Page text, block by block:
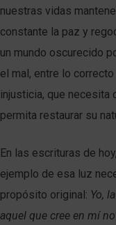
nuestras vidas
constante la paz y
un mundo oscurecido
el mal, entre lo
injusticia, que necesita
permita restaurar su
En las escrituras de
ejemplo de esa luz
propósito original: Yo,
aquel que cree en mí